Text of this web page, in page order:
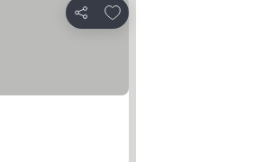
Partilhar
Adicionar aos favoritos